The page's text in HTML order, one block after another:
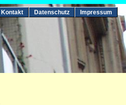
Kontakt Datenschutz Impressum